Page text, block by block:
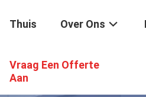
Thuis Over Ons
Vraag Een Offerte
Aan